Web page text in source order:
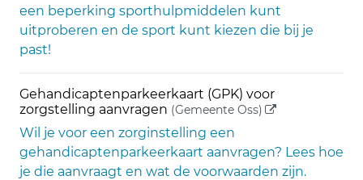
een beperking sporthulpmiddelen kunt
uitproberen en de sport kunt kiezen die bij je
past!
Gehandicaptenparkeerkaart (GPK) voor
zorgstelling aanvragen (Gemeente Oss) (externe link)
Wil je voor een zorginstelling een
gehandicaptenparkeerkaart aanvragen? Lees hoe
je die aanvraagt en wat de voorwaarden zijn.